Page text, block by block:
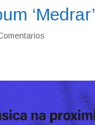
‘Medrar’